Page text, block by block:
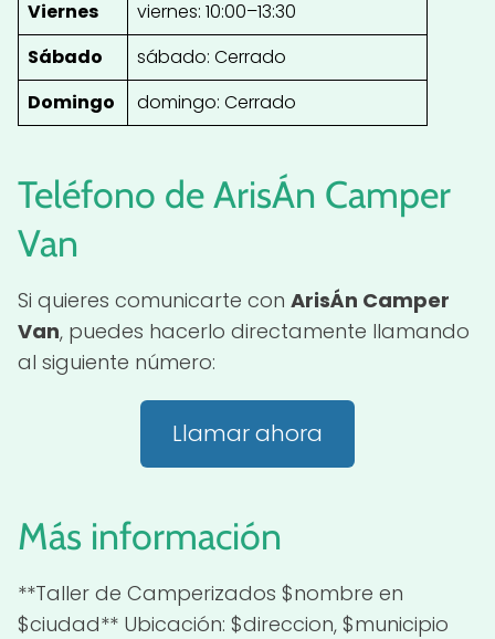
Viernes
viernes: 10:00–13:30
Sábado
sábado: Cerrado
Domingo
domingo: Cerrado
Teléfono de ArisÁn Camper
Van
Si quieres comunicarte con ArisÁn Camper
Van, puedes hacerlo directamente llamando
al siguiente número:
Llamar ahora
Más información
**Taller de Camperizados $nombre en
$ciudad** Ubicación: $direccion, $municipio